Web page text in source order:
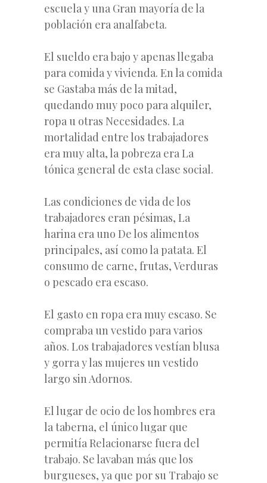
escuela y una Gran mayoría de la
población era analfabeta.
El sueldo era bajo y apenas llegaba
para comida y vivienda. En la comida
se Gastaba más de la mitad,
quedando muy poco para alquiler,
ropa u otras Necesidades. La
mortalidad entre los trabajadores
era muy alta, la pobreza era La
tónica general de esta clase social.
Las condiciones de vida de los
trabajadores eran pésimas, La
harina era uno De los alimentos
principales, así como la patata. El
consumo de carne, frutas, Verduras
o pescado era escaso.
El gasto en ropa era muy escaso. Se
compraba un vestido para varios
años. Los trabajadores vestían blusa
y gorra y las mujeres un vestido
largo sin Adornos.
El lugar de ocio de los hombres era
la taberna, el único lugar que
permitía Relacionarse fuera del
trabajo. Se lavaban más que los
burgueses, ya que por su Trabajo se